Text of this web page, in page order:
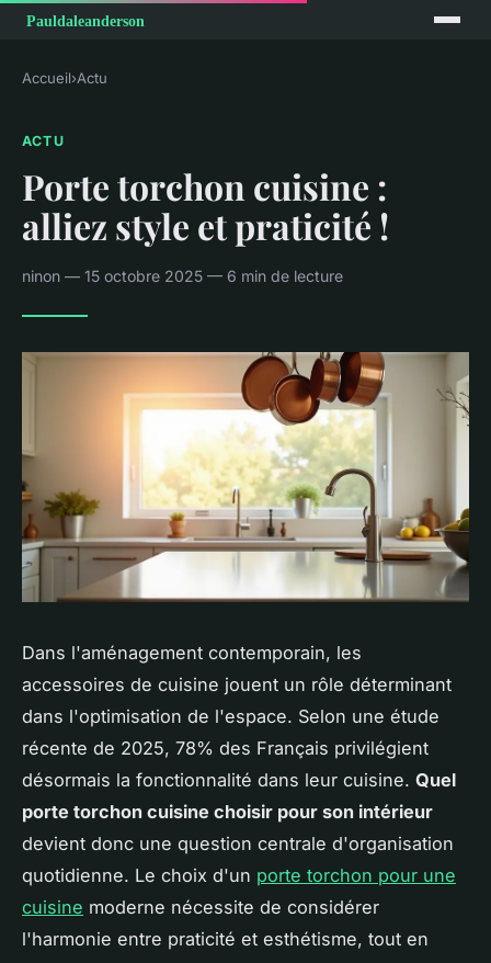
Accueil›Actu
ACTU
Porte torchon cuisine :
alliez style et praticité !
ninon — 15 octobre 2025 — 6 min de lecture
Dans l'aménagement contemporain, les
accessoires de cuisine jouent un rôle déterminant
dans l'optimisation de l'espace. Selon une étude
récente de 2025, 78% des Français privilégient
désormais la fonctionnalité dans leur cuisine. Quel
porte torchon cuisine choisir pour son intérieur
devient donc une question centrale d'organisation
quotidienne. Le choix d'un porte torchon pour une
cuisine moderne nécessite de considérer
l'harmonie entre praticité et esthétisme, tout en